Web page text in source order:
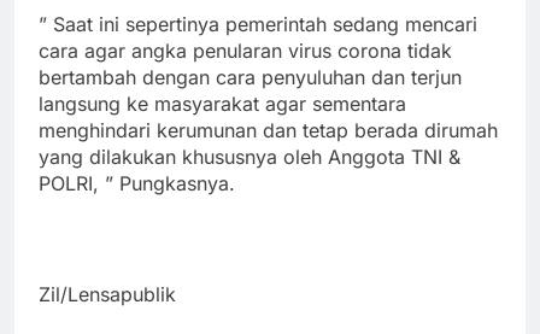
” Saat ini sepertinya pemerintah sedang mencari
cara agar angka penularan virus corona tidak
bertambah dengan cara penyuluhan dan terjun
langsung ke masyarakat agar sementara
menghindari kerumunan dan tetap berada dirumah
yang dilakukan khususnya oleh Anggota TNI &
POLRI, ” Pungkasnya.
Zil/Lensapublik